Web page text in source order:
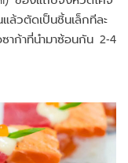
ล้วตัดเป็นชิ้นเล็กทีละ
าก้าที่นำมาซ้อนกัน 2-4